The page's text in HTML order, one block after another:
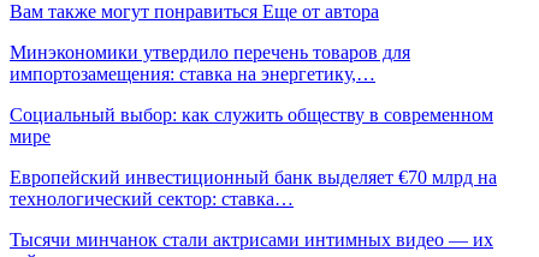
Вам также могут понравиться Еще от автора
Минэкономики утвердило перечень товаров для
импортозамещения: ставка на энергетику,…
Социальный выбор: как служить обществу в современном
мире
Европейский инвестиционный банк выделяет €70 млрд на
технологический сектор: ставка…
Тысячи минчанок стали актрисами интимных видео — их